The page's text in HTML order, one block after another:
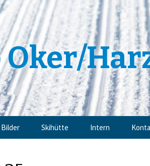
Bilder Skihütte Intern